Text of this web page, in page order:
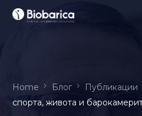
Home Блог Публикации
спорта, живота и